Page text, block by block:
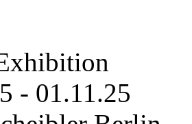
- 01.11.25